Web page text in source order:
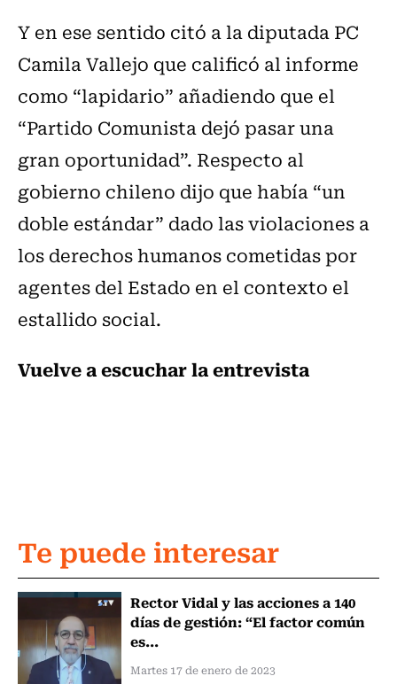
Y en ese sentido citó a la diputada PC
Camila Vallejo que calificó al informe
como “lapidario” añadiendo que el
“Partido Comunista dejó pasar una
gran oportunidad”. Respecto al
gobierno chileno dijo que había “un
doble estándar” dado las violaciones a
los derechos humanos cometidas por
agentes del Estado en el contexto el
estallido social.
Vuelve a escuchar la entrevista
Te puede interesar
Rector Vidal y las acciones a 140
días de gestión: “El factor común
es...
Martes 17 de enero de 2023